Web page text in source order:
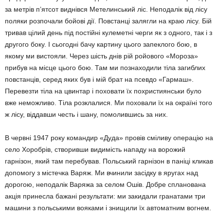
за метрів п’ятсот виднівся Метелинський ліс. Неподалік від лісу
поляки розпочали бойові дії. Повстанці залягли на краю лісу. Бій
тривав цілий день під постійні кулеметні черги як з одного, так і з
другого боку. І сьогодні бачу картину цього запеклого бою, в
якому ми вистояли. Через шість днів рій ройового «Мороза»
прибув на місце цього бою. Там ми познаходили тіла загиблих
повстанців, серед яких був і мій брат на псевдо «Гармаш».
Перевезти тіла на цвинтар і поховати їх похристиянськи було
вже неможливо. Тіла розклалися. Ми поховали їх на окраїні того
ж лісу, віддавши честь і шану, помолившись за них.
В червні 1947 року командир «Дуда» провів сміливу операцію на
село Хоробрів, створивши видимість нападу на ворожий
гарнізон, який там перебував. Польський гарнізон в паніці кликав
допомогу з містечка Варяж. Ми вчинили засідку в яругах над
дорогою, неподалік Варяжа за селом Ошів. Добре спланована
акція принесла бажані результати: ми закидали гранатами три
машини з польськими вояками і знищили їх автоматним вогнем.